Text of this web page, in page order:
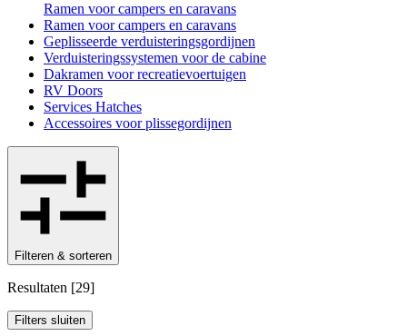
Ramen voor campers en caravans
Ramen voor campers en caravans
Geplisseerde verduisteringsgordijnen
Verduisteringssystemen voor de cabine
Dakramen voor recreatievoertuigen
RV Doors
Services Hatches
Accessoires voor plissegordijnen
Filteren & sorteren
Resultaten [29]
Filters sluiten